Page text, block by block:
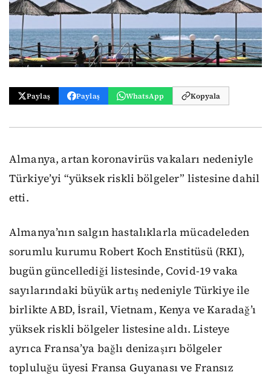
Paylaş Paylaş WhatsApp Kopyala
Almanya, artan koronavirüs vakaları nedeniyle
Türkiye’yi “yüksek riskli bölgeler” listesine dahil
etti.
Almanya’nın salgın hastalıklarla mücadeleden
sorumlu kurumu Robert Koch Enstitüsü (RKI),
bugün güncellediği listesinde, Covid-19 vaka
sayılarındaki büyük artış nedeniyle Türkiye ile
birlikte ABD, İsrail, Vietnam, Kenya ve Karadağ’ı
yüksek riskli bölgeler listesine aldı. Listeye
ayrıca Fransa’ya bağlı denizaşırı bölgeler
topluluğu üyesi Fransa Guyanası ve Fransız